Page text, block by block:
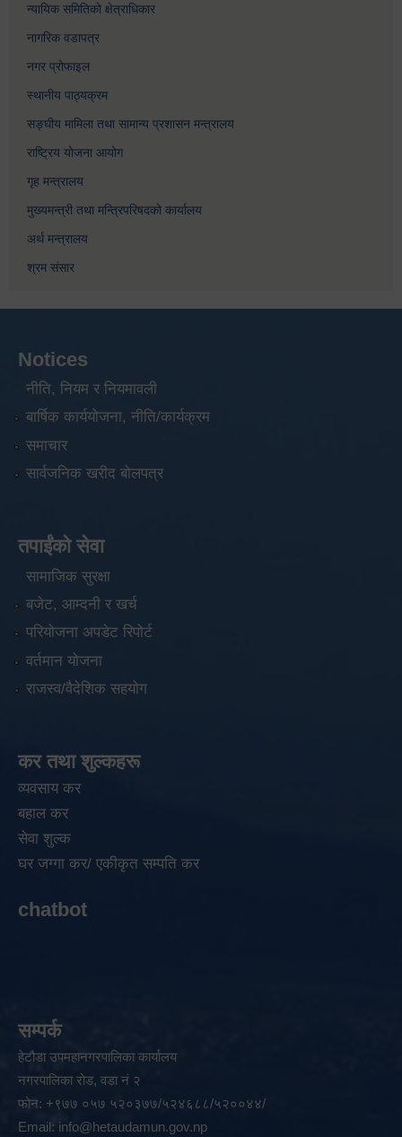
न्यायिक समितिको क्षेत्राधिकार
नागरिक वडापत्र
नगर प्रोफाइल
स्थानीय पाठ्यक्रम
सङ्घीय मामिला तथा सामान्य प्रशासन मन्त्रालय
राष्ट्रिय योजना आयोग
गृह मन्त्रालय
मुख्यमन्त्री तथा मन्त्रिपरिषदको कार्यालय
अर्थ मन्त्रालय
श्रम संसार
Notices
नीति, नियम र नियमावली
बार्षिक कार्ययोजना, नीति/कार्यक्रम
समाचार
सार्वजनिक खरीद बोलपत्र
तपाईंको सेवा
सामाजिक सुरक्षा
बजेट, आम्दनी र खर्च
परियोजना अपडेट रिपोर्ट
वर्तमान योजना
राजस्व/वैदेशिक सहयोग
कर तथा शुल्कहरू
व्यवसाय कर
बहाल कर
सेवा शुल्क
घर जग्गा कर/ एकीकृत सम्पति कर
chatbot
सम्पर्क
हेटौडा उपमहानगरपालिका कार्यालय
नगरपालिका रोड, वडा नं २
फोन: +९७७ ०५७ ५२०३७७/५२४६८८/५२००४४/
Email: info@hetaudamun.gov.np